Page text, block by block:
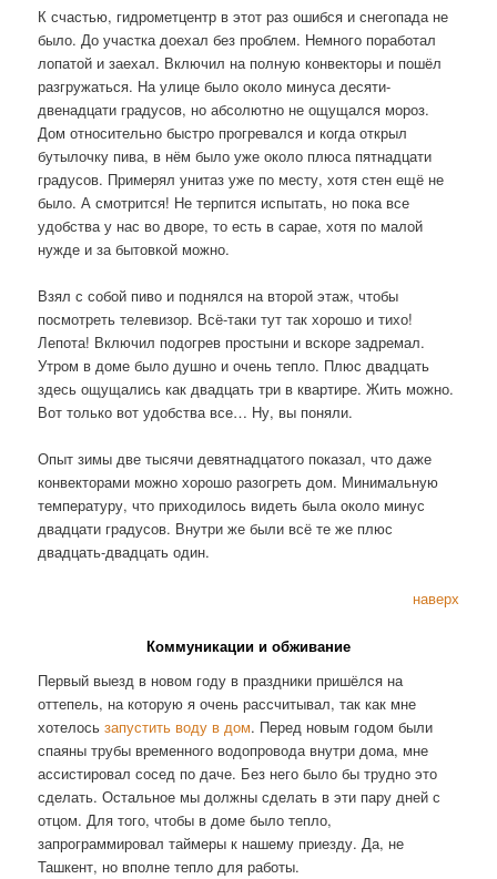
К счастью, гидрометцентр в этот раз ошибся и снегопада не
было. До участка доехал без проблем. Немного поработал
лопатой и заехал. Включил на полную конвекторы и пошёл
разгружаться. На улице было около минуса десяти-
двенадцати градусов, но абсолютно не ощущался мороз.
Дом относительно быстро прогревался и когда открыл
бутылочку пива, в нём было уже около плюса пятнадцати
градусов. Примерял унитаз уже по месту, хотя стен ещё не
было. А смотрится! Не терпится испытать, но пока все
удобства у нас во дворе, то есть в сарае, хотя по малой
нужде и за бытовкой можно.
Взял с собой пиво и поднялся на второй этаж, чтобы
посмотреть телевизор. Всё-таки тут так хорошо и тихо!
Лепота! Включил подогрев простыни и вскоре задремал.
Утром в доме было душно и очень тепло. Плюс двадцать
здесь ощущались как двадцать три в квартире. Жить можно.
Вот только вот удобства все… Ну, вы поняли.
Опыт зимы две тысячи девятнадцатого показал, что даже
конвекторами можно хорошо разогреть дом. Минимальную
температуру, что приходилось видеть была около минус
двадцати градусов. Внутри же были всё те же плюс
двадцать-двадцать один.
наверх
Коммуникации и обживание
Первый выезд в новом году в праздники пришёлся на
оттепель, на которую я очень рассчитывал, так как мне
хотелосьзапустить воду в дом. Перед новым годом были
спаяны трубы временного водопровода внутри дома, мне
ассистировал сосед по даче. Без него было бы трудно это
сделать. Остальное мы должны сделать в эти пару дней с
отцом. Для того, чтобы в доме было тепло,
запрограммировал таймеры к нашему приезду. Да, не
Ташкент, но вполне тепло для работы.